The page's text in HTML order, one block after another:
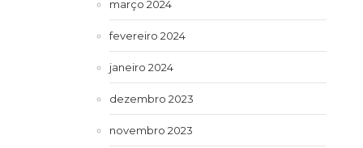
março 2024
fevereiro 2024
janeiro 2024
dezembro 2023
novembro 2023